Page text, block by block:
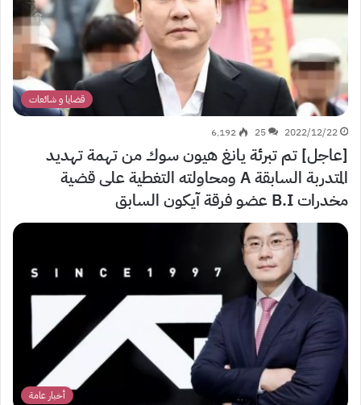
قضايا و شائعات
2022/12/22
25 6٬192
[عاجل] تم تبرئة يانغ هيون سوك من تهمة تهديد
المتدربة السابقة A ومحاولته التغطية على قضية
مخدرات B.I عضو فرقة آيكون السابق
أخبار عامة